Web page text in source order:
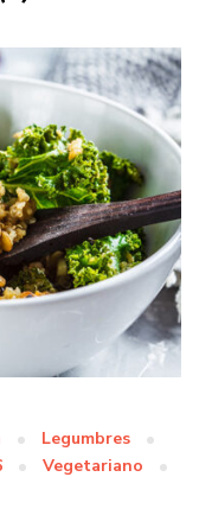
Legumbres
Vegetariano